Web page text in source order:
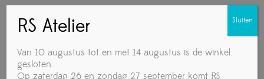
(1)
(1)
Towa handschoenen
RS Atelier
Van 10 augustus tot en met 14 augustus is de winkel
gesloten.
Op zaterdag 26 en zondag 27 september komt RS
Sluiten